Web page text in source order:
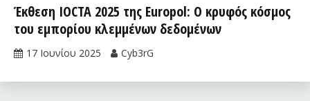
Έκθεση IOCTA 2025 της Europol: Ο κρυφός κόσμος
του εμπορίου κλεμμένων δεδομένων
17 Ιουνίου 2025 Cyb3rG